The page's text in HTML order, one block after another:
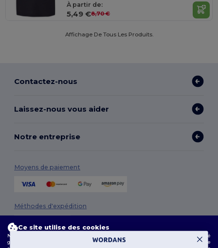
À partir de:
5,49 €8,70 €
Affichage De Tous Les Produits.
Contactez-nous
Laissez-nous vous aider
Notre entreprise
Moyens de paiement
Méthodes d'expédition
Ce site utilise des cookies
Notre site web utilise des cookies propriétaires et tiers pour améliorer la fonctionnalité
globale, mémoriser vos préférences, analyser les performances du site et garantir une